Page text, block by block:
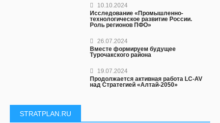
10.10.2024
Исследование «Промышленно-
технологическое развитие России.
Роль регионов ПФО»
26.07.2024
Вместе формируем будущее
Турочакского района
19.07.2024
Продолжается активная работа LC-AV
над Стратегией «Алтай-2050»
STRATPLAN.RU